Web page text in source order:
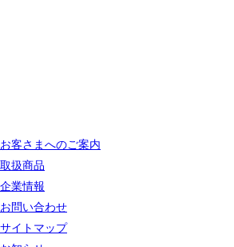
お客さまへのご案内
取扱商品
企業情報
お問い合わせ
サイトマップ